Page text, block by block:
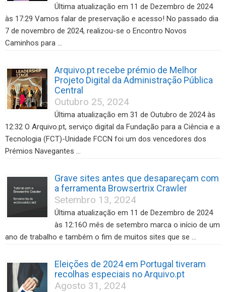
Última atualização em 11 de Dezembro de 2024
às 17:29 Vamos falar de preservação e acesso! No passado dia
7 de novembro de 2024, realizou-se o Encontro Novos
Caminhos para …
Arquivo.pt recebe prémio de Melhor
Projeto Digital da Administração Pública
Central
Outubro 25, 2024
Última atualização em 31 de Outubro de 2024 às
12:32 O Arquivo.pt, serviço digital da Fundação para a Ciência e a
Tecnologia (FCT)-Unidade FCCN foi um dos vencedores dos
Prémios Navegantes …
Grave sites antes que desapareçam com
a ferramenta Browsertrix Crawler
Setembro 13, 2024
Última atualização em 11 de Dezembro de 2024
às 12:16O mês de setembro marca o início de um
ano de trabalho e também o fim de muitos sites que se …
Eleições de 2024 em Portugal tiveram
recolhas especiais no Arquivo.pt
Agosto 31, 2024